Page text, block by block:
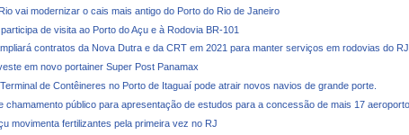
vai modernizar o cais mais antigo do Porto do Rio de Janeiro
de visita ao Porto do Açu e à Rodovia BR-101
contratos da Nova Dutra e da CRT em 2021 para manter serviços em rodovias do RJ
em novo portainer Super Post Panamax
de Contêineres no Porto de Itaguaí pode atrair novos navios de grande porte.
chamamento público para apresentação de estudos para a concessão de mais 17
movimenta fertilizantes pela primeira vez no RJ